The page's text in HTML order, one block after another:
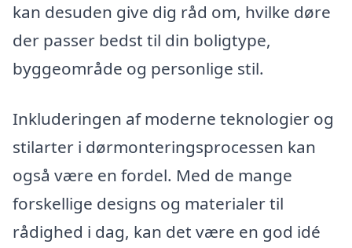
kan desuden give dig råd om, hvilke døre
der passer bedst til din boligtype,
byggeområde og personlige stil.
Inkluderingen af moderne teknologier og
stilarter i dørmonteringsprocessen kan
også være en fordel. Med de mange
forskellige designs og materialer til
rådighed i dag, kan det være en god idé